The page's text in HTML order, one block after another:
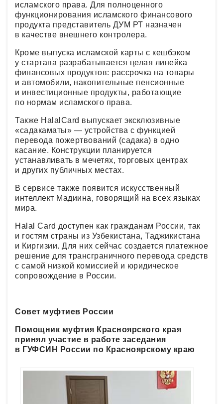
исламского права. Для полноценного
функционирования исламского финансового
продукта представитель ДУМ РТ назначен
в качестве внешнего контролера.
Кроме выпуска исламской карты с кешбэком
у стартапа разрабатывается целая линейка
финансовых продуктов: рассрочка на товары
и автомобили, накопительные пенсионные
и инвестиционные продукты, работающие
по нормам исламского права.
Также HalalCard выпускает эксклюзивные
«садакаматы» — устройства с функцией
перевода пожертвований (садака) в одно
касание. Конструкции планируется
устанавливать в мечетях, торговых центрах
и других публичных местах.
В сервисе также появится искусственный
интеллект Мадиина, говорящий на всех языках
мира.
Halal Card доступен как гражданам России, так
и гостям страны из Узбекистана, Таджикистана
и Киргизии. Для них сейчас создается платежное
решение для трансграничного перевода средств
с самой низкой комиссией и юридическое
сопровождение в России.
Совет муфтиев России
Помощник муфтия Красноярского края
принял участие в работе заседания
в ГУФСИН России по Красноярскому краю